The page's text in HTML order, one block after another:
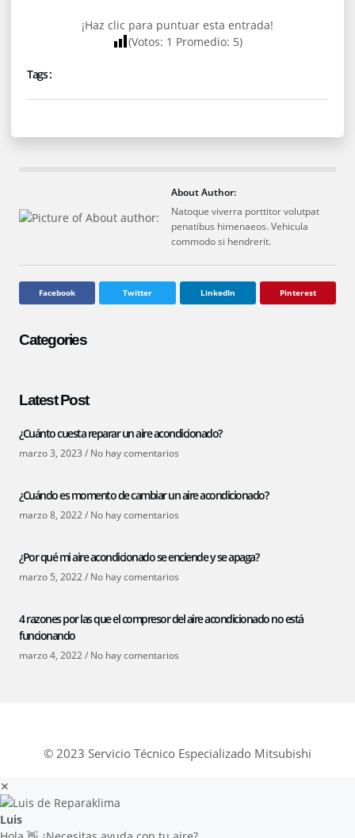
¡Haz clic para puntuar esta entrada!
(Votos: 1 Promedio: 5)
Tags :
About Author:
Natoque viverra porttitor volutpat
penatibus himenaeos. Vehicula
commodo si hendrerit.
Facebook Twitter LinkedIn Pinterest
Categories
Latest Post
¿Cuánto cuesta reparar un aire acondicionado?
marzo 3, 2023 No hay comentarios
¿Cuándo es momento de cambiar un aire acondicionado?
marzo 8, 2022 No hay comentarios
¿Por qué mi aire acondicionado se enciende y se apaga?
marzo 5, 2022 No hay comentarios
4 razones por las que el compresor del aire acondicionado no está
funcionando
marzo 4, 2022 No hay comentarios
© 2023 Servicio Técnico Especializado Mitsubishi
✕
Luis